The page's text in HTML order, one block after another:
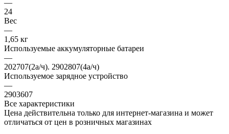
—
24
Вес
—
1,65 кг
Используемые аккумуляторные батареи
—
202707(2а/ч). 2902807(4а/ч)
Используемое зарядное устройство
—
2903607
Все характеристики
Цена действительна только для интернет-магазина и может
отличаться от цен в розничных магазинах